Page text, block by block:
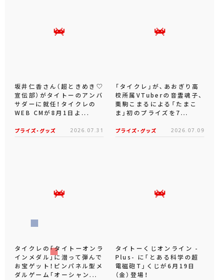
坂井仁香さん（超ときめき♡
宣伝部）がタイトーのアンバ
サダーに就任！タイクレの
WEB CMが8月1日よ...
プライズ・グッズ 2026.07.31
「タイクレ」が、あおぎり高
校所属VTuberの音霊魂子、
栗駒こまるによる「たまこ
ま」初のプライズを7...
プライズ・グッズ 2026.07.09
タイクレの「タイトーオンラ
インメダル」に潜って弾んで
お宝ゲット！ピンパネル型メ
ダルゲーム「オーシャン...
タイトーくじオンライン -
Plus- に「とある科学の超
電磁砲T」くじが6月19日
（金）登場！